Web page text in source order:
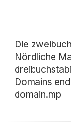
Die
Nördliche
Domains
domain.mp